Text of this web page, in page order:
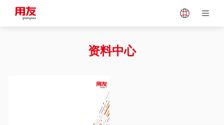
Vietnam
资料中心